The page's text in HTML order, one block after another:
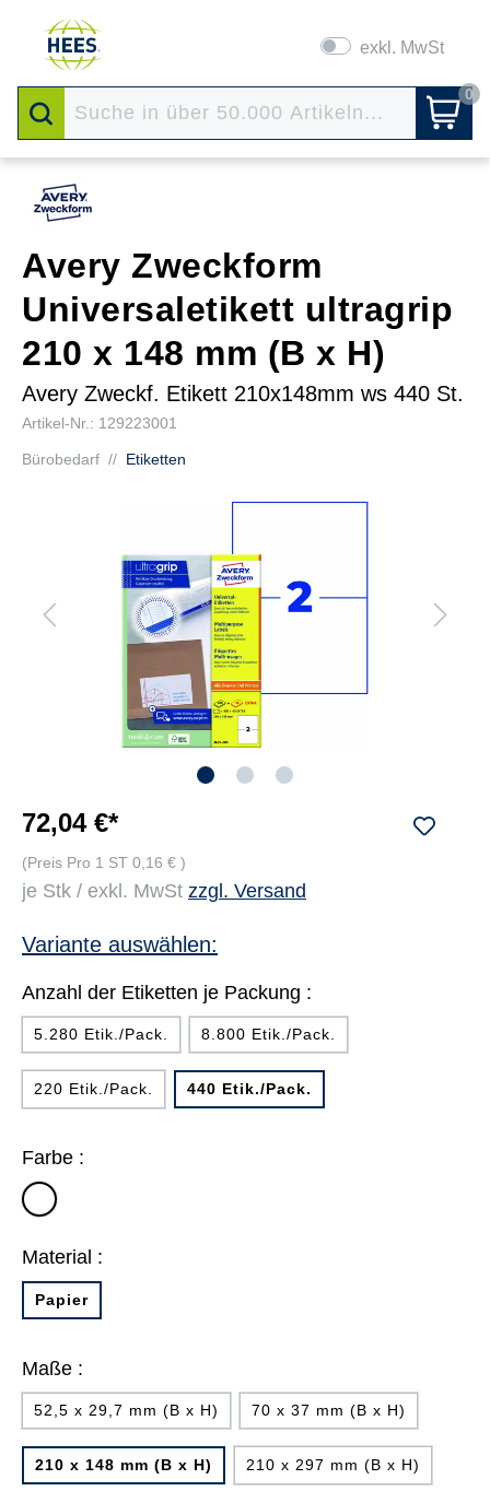
exkl. MwSt
0
Avery Zweckform
Universaletikett ultragrip
210 x 148 mm (B x H)
Avery Zweckf. Etikett 210x148mm ws 440 St.
Artikel-Nr.: 129223001
Bürobedarf // Etiketten
72,04 €*
(Preis Pro 1 ST 0,16 € )
je Stk / exkl. MwSt zzgl. Versand
Variante auswählen:
Anzahl der Etiketten je Packung :
5.280 Etik./Pack. 8.800 Etik./Pack.
220 Etik./Pack. 440 Etik./Pack.
Farbe :
weiß
Material :
Papier
Maße :
52,5 x 29,7 mm (B x H) 70 x 37 mm (B x H)
210 x 148 mm (B x H) 210 x 297 mm (B x H)